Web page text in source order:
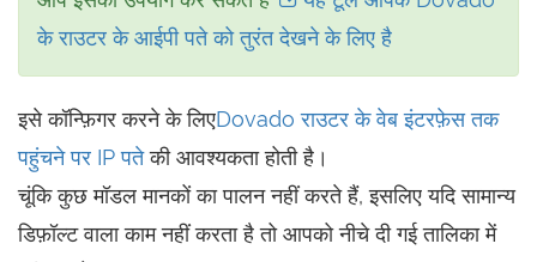
के राउटर के आईपी पते को तुरंत देखने के लिए है
इसे कॉन्फ़िगर करने के लिएDovado राउटर के वेब इंटरफ़ेस तक
पहुंचने पर IP पतेकी आवश्यकता होती है।
चूंकि कुछ मॉडल मानकों का पालन नहीं करते हैं, इसलिए यदि सामान्य
डिफ़ॉल्ट वाला काम नहीं करता है तो आपको नीचे दी गई तालिका में